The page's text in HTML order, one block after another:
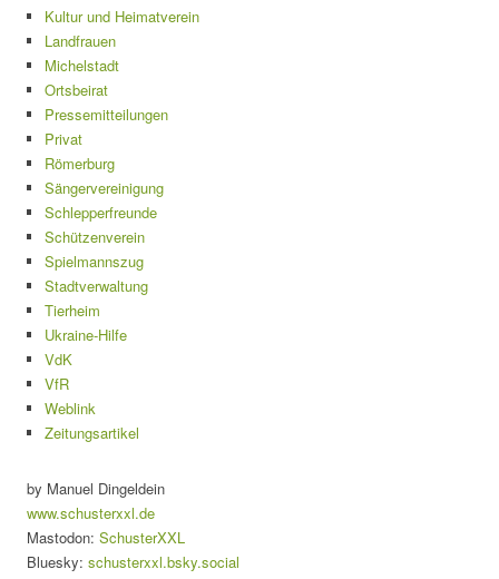
Kultur und Heimatverein
Landfrauen
Michelstadt
Ortsbeirat
Pressemitteilungen
Privat
Römerburg
Sängervereinigung
Schlepperfreunde
Schützenverein
Spielmannszug
Stadtverwaltung
Tierheim
Ukraine-Hilfe
VdK
VfR
Weblink
Zeitungsartikel
by Manuel Dingeldein
www.schusterxxl.de
Mastodon: SchusterXXL
Bluesky: schusterxxl.bsky.social